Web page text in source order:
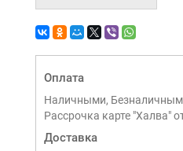
Оплата
Наличными,
Рассрочка карте "Халва"
Доставка